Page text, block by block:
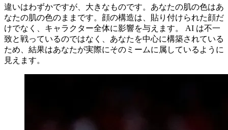
違いはわずかですが、大きなものです。あなたの肌の色はあ
なたの肌の色のままです。顔の構造は、貼り付けられた顔だ
けでなく、キャラクター全体に影響を与えます。 AI は不一
致と戦っているのではなく、あなたを中心に構築されている
ため、結果はあなたが実際にそのミームに属しているように
見えます。